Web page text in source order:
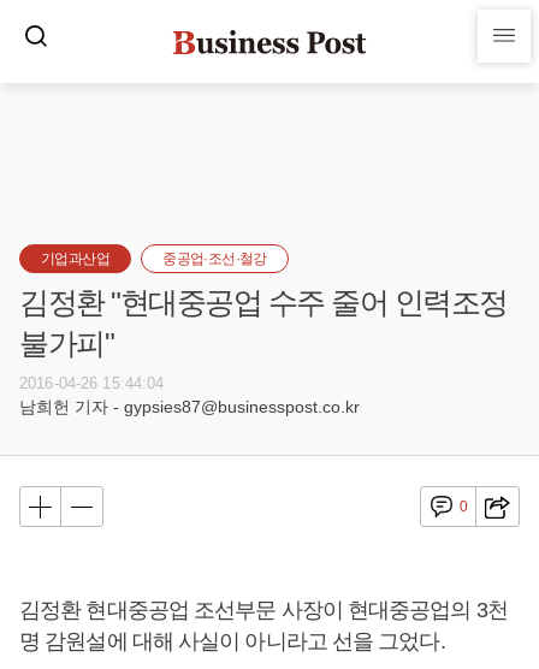
기업과산업 중공업·조선·철강
김정환 "현대중공업 수주 줄어 인력조정
불가피"
2016-04-26 15:44:04
남희헌 기자 - gypsies87@businesspost.co.kr
0
김정환 현대중공업 조선부문 사장이 현대중공업의 3천
명 감원설에 대해 사실이 아니라고 선을 그었다.